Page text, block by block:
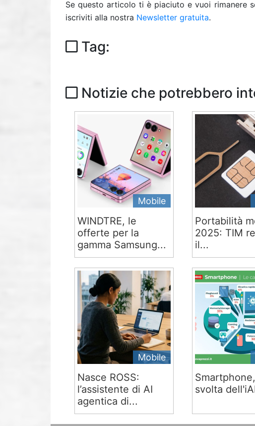
Se questo articolo ti è piaciuto e vuoi rimanere
iscriviti alla nostra Newsletter gratuita.
Tag:
Notizie che potrebbero
Mobile
WINDTRE, le
offerte per la
gamma Samsung...
Portabilità
2025: TIM
il...
Mobile
Nasce ROSS:
l’assistente di AI
agentica di...
svolta